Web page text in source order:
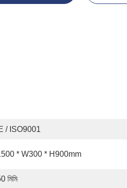
/ ISO9001
* W300 * H900mm
মিমি